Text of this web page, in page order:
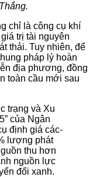
chỉ là công cụ khí
trị tài nguyên
thải. Tuy nhiên, để
pháp lý hoàn
địa phương, đồng
toàn cầu mới sau
trạng và Xu
của Ngân
định giá các-
lượng phát
thu hơn
nguồn lực
đổi xanh.